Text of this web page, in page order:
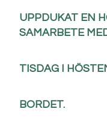
UPPDUKAT EN
SAMARBETE
TISDAG I
BORDET.